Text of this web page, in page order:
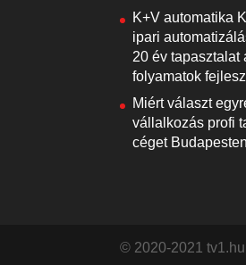
K+V automatika
ipari
20 év tapasztalat
folyamatok
Miért választ
vállalkozás profi
céget
© 2020-2021